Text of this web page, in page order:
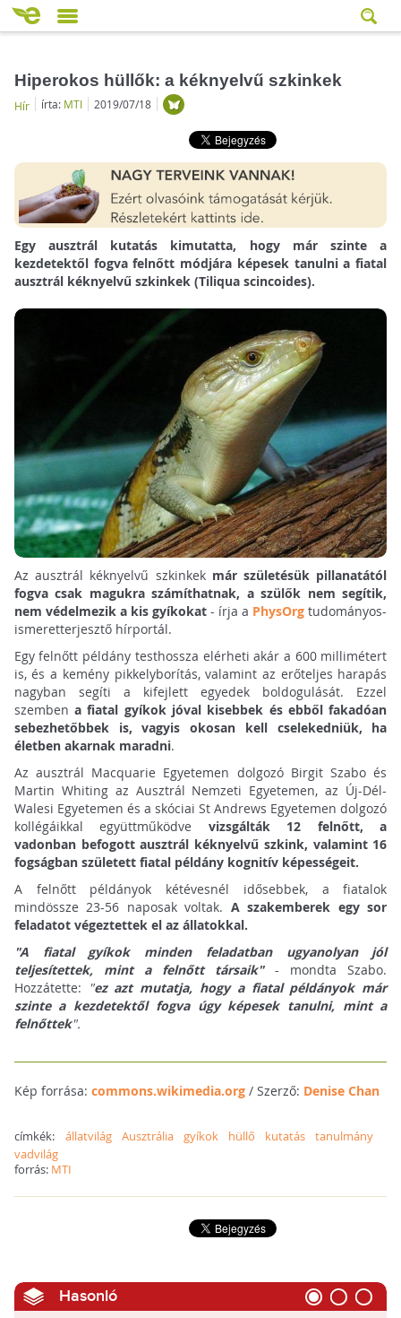
Hiperokos hüllők: a kéknyelvű szkinkek
Hír írta: MTI 2019/07/18
Egy ausztrál kutatás kimutatta, hogy már szinte a
kezdetektől fogva felnőtt módjára képesek tanulni a fiatal
ausztrál kéknyelvű szkinkek (Tiliqua scincoides).
Az ausztrál kéknyelvű szkinkek már születésük pillanatától
fogva csak magukra számíthatnak, a szülők nem segítik,
nem védelmezik a kis gyíkokat- írja a PhysOrg tudományos-
ismeretterjesztő hírportál.
Egy felnőtt példány testhossza elérheti akár a 600 millimétert
is, és a kemény pikkelyborítás, valamint az erőteljes harapás
nagyban segíti a kifejlett egyedek boldogulását. Ezzel
szembena fiatal gyíkok jóval kisebbek és ebből fakadóan
sebezhetőbbek is, vagyis okosan kell cselekedniük, ha
életben akarnak maradni.
Az ausztrál Macquarie Egyetemen dolgozó Birgit Szabo és
Martin Whiting az Ausztrál Nemzeti Egyetemen, az Új-Dél-
Walesi Egyetemen és a skóciai St Andrews Egyetemen dolgozó
kollégáikkal együttműködve vizsgálták 12 felnőtt, a
vadonban befogott ausztrál kéknyelvű szkink, valamint 16
fogságban született fiatal példány kognitív képességeit.
A felnőtt példányok kétévesnél idősebbek, a fiatalok
mindössze 23-56 naposak voltak. A szakemberek egy sor
feladatot végeztettek el az állatokkal.
"A fiatal gyíkok minden feladatban ugyanolyan jól
teljesítettek, mint a felnőtt társaik"- mondta Szabo.
Hozzátette:
"ez azt mutatja, hogy a fiatal példányok már
szinte a kezdetektől fogva úgy képesek tanulni, mint a
felnőttek".
Kép forrása: commons.wikimedia.org/ Szerző: Denise Chan
címkék: állatvilág Ausztrália gyíkok hüllő kutatás
tanulmány
vadvilág
forrás: MTI
Hasonló